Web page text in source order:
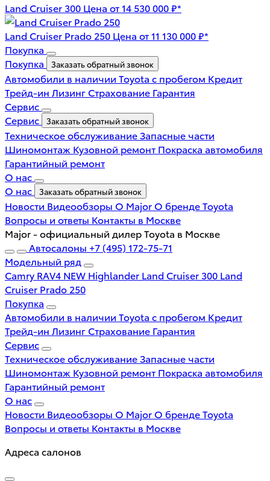
Land Cruiser 300 Цена от 14 530 000 ₽*
Land Cruiser Prado 250 Цена от 11 130 000 ₽*
Покупка
Покупка
Заказать обратный звонок
Автомобили в наличии Toyota с пробегом Кредит
Трейд-ин Лизинг Страхование Гарантия
Сервис
Сервис
Заказать обратный звонок
Техническое обслуживаниеЗапасные части
Шиномонтаж Кузовной ремонт Покраска автомобиля
Гарантийный ремонт
О нас
О нас
Заказать обратный звонок
Новости Видеообзоры О Major О бренде Toyota
Вопросы и ответы Контакты в Москве
Major - официальный дилер Toyota в Москве
Автосалоны +7 (495) 172-75-71
Модельный ряд
Camry RAV4 NEW Highlander Land Cruiser 300 Land
Cruiser Prado 250
Покупка
Автомобили в наличии Toyota с пробегом Кредит
Трейд-ин Лизинг Страхование Гарантия
Сервис
Техническое обслуживаниеЗапасные части
Шиномонтаж Кузовной ремонт Покраска автомобиля
Гарантийный ремонт
О нас
Новости Видеообзоры О Major О бренде Toyota
Вопросы и ответы Контакты в Москве
Адреса салонов